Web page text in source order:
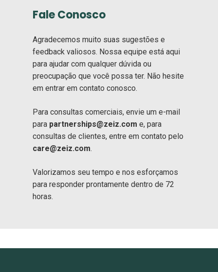
Fale Conosco
Agradecemos muito suas sugestões e
feedback valiosos. Nossa equipe está aqui
para ajudar com qualquer dúvida ou
preocupação que você possa ter. Não hesite
em entrar em contato conosco.
Para consultas comerciais, envie um e-mail
para partnerships@zeiz.com e, para
consultas de clientes, entre em contato pelo
care@zeiz.com.
Valorizamos seu tempo e nos esforçamos
para responder prontamente dentro de 72
horas.